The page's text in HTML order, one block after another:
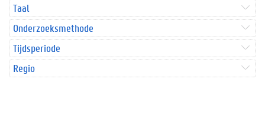
Taal
Onderzoeksmethode
Tijdsperiode
Regio